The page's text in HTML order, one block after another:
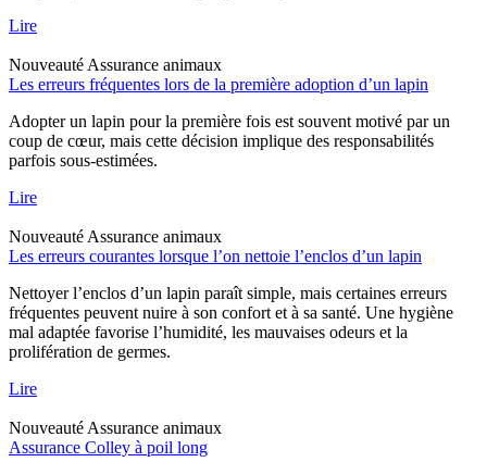
Lire
Nouveauté Assurance animaux
Les erreurs fréquentes lors de la première adoption d’un lapin
Adopter un lapin pour la première fois est souvent motivé par un
coup de cœur, mais cette décision implique des responsabilités
parfois sous-estimées.
Lire
Nouveauté Assurance animaux
Les erreurs courantes lorsque l’on nettoie l’enclos d’un lapin
Nettoyer l’enclos d’un lapin paraît simple, mais certaines erreurs
fréquentes peuvent nuire à son confort et à sa santé. Une hygiène
mal adaptée favorise l’humidité, les mauvaises odeurs et la
prolifération de germes.
Lire
Nouveauté Assurance animaux
Assurance Colley à poil long